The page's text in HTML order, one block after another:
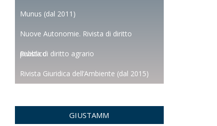
Munus (dal 2011)
Nuove Autonomie. Rivista di diritto
pubblico
Rivista di diritto agrario
Rivista Giuridica dell’Ambiente (dal 2015)
GIUSTAMM